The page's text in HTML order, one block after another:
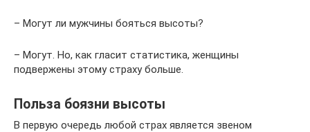
– Могут ли мужчины бояться высоты?
– Могут. Но, как гласит статистика, женщины
подвержены этому страху больше.
Польза боязни высоты
В первую очередь любой страх является звеном